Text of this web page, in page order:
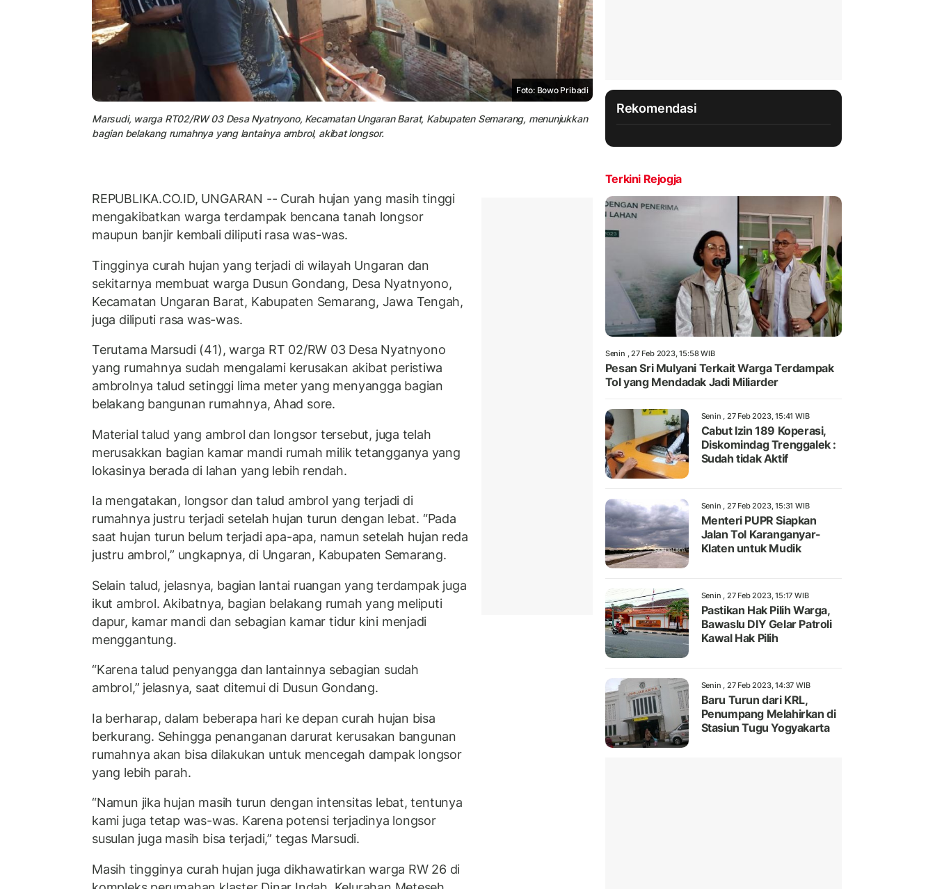
Foto: Bowo Pribadi
Marsudi, warga RT02/RW 03 Desa Nyatnyono, Kecamatan Ungaran Barat, Kabupaten Semarang, menunjukkan
bagian belakang rumahnya yang lantainya ambrol, akibat longsor.
REPUBLIKA.CO.ID, UNGARAN -- Curah hujan yang masih tinggi
mengakibatkan warga terdampak bencana tanah longsor
maupun banjir kembali diliputi rasa was-was.
Tingginya curah hujan yang terjadi di wilayah Ungaran dan
sekitarnya membuat warga Dusun Gondang, Desa Nyatnyono,
Kecamatan Ungaran Barat, Kabupaten Semarang, Jawa Tengah,
juga diliputi rasa was-was.
Terutama Marsudi (41), warga RT 02/RW 03 Desa Nyatnyono
yang rumahnya sudah mengalami kerusakan akibat peristiwa
ambrolnya talud setinggi lima meter yang menyangga bagian
belakang bangunan rumahnya, Ahad sore.
Material talud yang ambrol dan longsor tersebut, juga telah
merusakkan bagian kamar mandi rumah milik tetangganya yang
lokasinya berada di lahan yang lebih rendah.
Ia mengatakan, longsor dan talud ambrol yang terjadi di
rumahnya justru terjadi setelah hujan turun dengan lebat. “Pada
saat hujan turun belum terjadi apa-apa, namun setelah hujan reda
justru ambrol,” ungkapnya, di Ungaran, Kabupaten Semarang.
Selain talud, jelasnya, bagian lantai ruangan yang terdampak juga
ikut ambrol. Akibatnya, bagian belakang rumah yang meliputi
dapur, kamar mandi dan sebagian kamar tidur kini menjadi
menggantung.
“Karena talud penyangga dan lantainnya sebagian sudah
ambrol,” jelasnya, saat ditemui di Dusun Gondang.
Ia berharap, dalam beberapa hari ke depan curah hujan bisa
berkurang. Sehingga penanganan darurat kerusakan bangunan
rumahnya akan bisa dilakukan untuk mencegah dampak longsor
yang lebih parah.
“Namun jika hujan masih turun dengan intensitas lebat, tentunya
kami juga tetap was-was. Karena potensi terjadinya longsor
susulan juga masih bisa terjadi,” tegas Marsudi.
Masih tingginya curah hujan juga dikhawatirkan warga RW 26 di
Rekomendasi
Terkini Rejogja
Senin , 27 Feb 2023, 15:58 WIB
Pesan Sri Mulyani Terkait Warga Terdampak
Tol yang Mendadak Jadi Miliarder
Senin , 27 Feb 2023, 15:41 WIB
Cabut Izin 189 Koperasi,
Diskomindag Trenggalek :
Sudah tidak Aktif
Senin , 27 Feb 2023, 15:31 WIB
Menteri PUPR Siapkan
Jalan Tol Karanganyar-
Klaten untuk Mudik
Senin , 27 Feb 2023, 15:17 WIB
Pastikan Hak Pilih Warga,
Bawaslu DIY Gelar Patroli
Kawal Hak Pilih
Senin , 27 Feb 2023, 14:37 WIB
Baru Turun dari KRL,
Penumpang Melahirkan di
Stasiun Tugu Yogyakarta